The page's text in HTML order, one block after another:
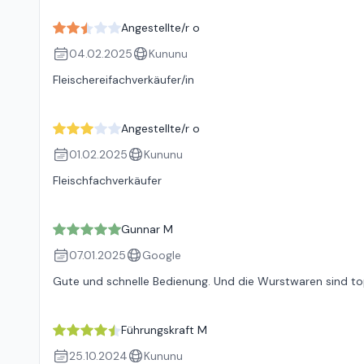
Angestellte/r o
04.02.2025
Kununu
Fleischereifachverkäufer/in
Angestellte/r o
01.02.2025
Kununu
Fleischfachverkäufer
Gunnar M
07.01.2025
Google
Gute und schnelle Bedienung. Und die Wurstwaren sind
Führungskraft M
25.10.2024
Kununu